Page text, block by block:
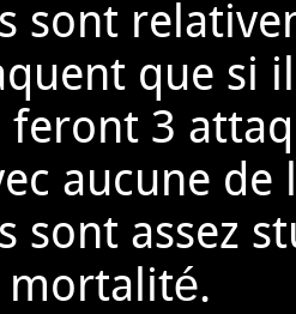
sont
que si
feront 3
aucune
sont assez